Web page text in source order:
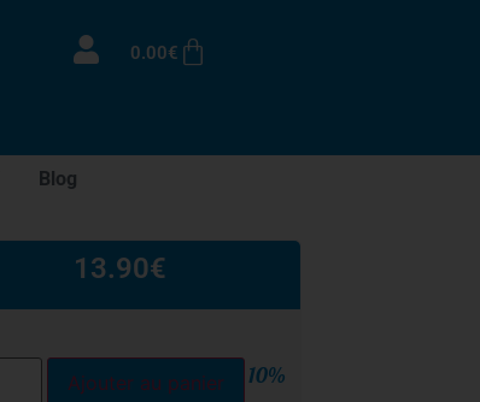
0.00€
Blog
13.90€
Ajouter au panier 10%